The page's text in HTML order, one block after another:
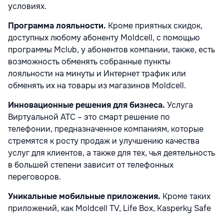
условиях.
Программа лояльности. Кроме приятных скидок,
доступных любому абоненту Moldcell, с помощью
программы Mclub, у абонентов компании, также, есть
возможность обменять собранные пункты
лояльности на минуты и Интернет трафик или
обменять их на товары из магазинов Moldcell.
Инновационные решения для бизнеса. Услуга
Виртуальной АТС – это смарт решение по
телефонии, предназначенное компаниям, которые
стремятся к росту продаж и улучшению качества
услуг для клиентов, а также для тех, чья деятельность
в большей степени зависит от телефонных
переговоров.
Уникальные мобильные приложения. Кроме таких
приложений, как Moldcell TV, Life Box, Kasperky Safe